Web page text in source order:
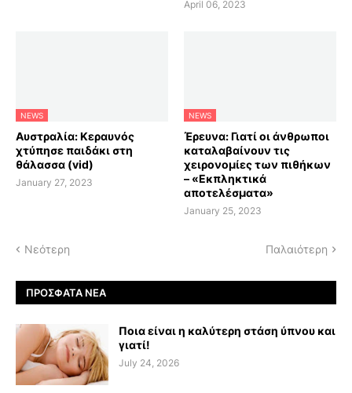
April 06, 2023
NEWS
Αυστραλία: Κεραυνός
χτύπησε παιδάκι στη
θάλασσα (vid)
January 27, 2023
NEWS
Έρευνα: Γιατί οι άνθρωποι
καταλαβαίνουν τις
χειρονομίες των πιθήκων
– «Εκπληκτικά
αποτελέσματα»
January 25, 2023
Νεότερη Παλαιότερη
ΠΡΌΣΦΑΤΑ ΝΈΑ
Ποια είναι η καλύτερη στάση ύπνου και
γιατί!
July 24, 2026